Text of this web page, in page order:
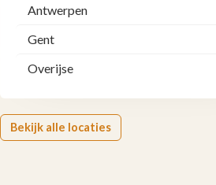
Antwerpen
Gent
Overijse
Bekijk alle locaties